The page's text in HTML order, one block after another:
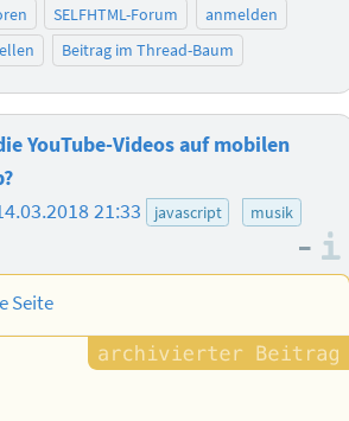
SELFHTML-Forum
anmelden
Beitrag im Thread-Baum
YouTube-Videos auf mobilen
21:33 javascript musik
–
Seite